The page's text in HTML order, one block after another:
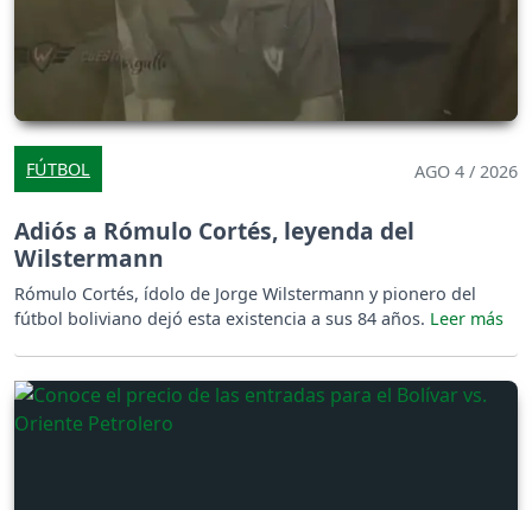
FÚTBOL AGO 4 / 2026
Adiós a Rómulo Cortés, leyenda del
Wilstermann
Rómulo Cortés, ídolo de Jorge Wilstermann y pionero del
fútbol boliviano dejó esta existencia a sus 84 años.